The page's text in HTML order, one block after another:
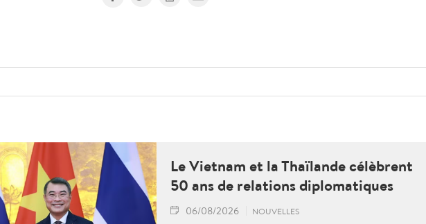
Le Vietnam et la Thaïlande célèbrent
50 ans de relations diplomatiques
06/08/2026 NOUVELLES